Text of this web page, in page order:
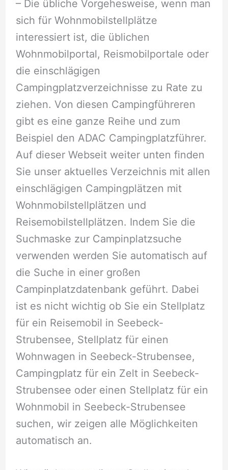
– Die übliche Vorgehesweise, wenn man
sich für Wohnmobilstellplätze
interessiert ist, die üblichen
Wohnmobilportal, Reismobilportale oder
die einschlägigen
Campingplatzverzeichnisse zu Rate zu
ziehen. Von diesen Campingführeren
gibt es eine ganze Reihe und zum
Beispiel den ADAC Campingplatzführer.
Auf dieser Webseit weiter unten finden
Sie unser aktuelles Verzeichnis mit allen
einschlägigen Campingplätzen mit
Wohnmobilstellplätzen und
Reisemobilstellplätzen. Indem Sie die
Suchmaske zur Campinplatzsuche
verwenden werden Sie automatisch auf
die Suche in einer großen
Campinplatzdatenbank geführt. Dabei
ist es nicht wichtig ob Sie ein Stellplatz
für ein Reisemobil in Seebeck-
Strubensee, Stellplatz für einen
Wohnwagen in Seebeck-Strubensee,
Campingplatz für ein Zelt in Seebeck-
Strubensee oder einen Stellplatz für ein
Wohnmobil in Seebeck-Strubensee
suchen, wir zeigen alle Möglichkeiten
automatisch an.